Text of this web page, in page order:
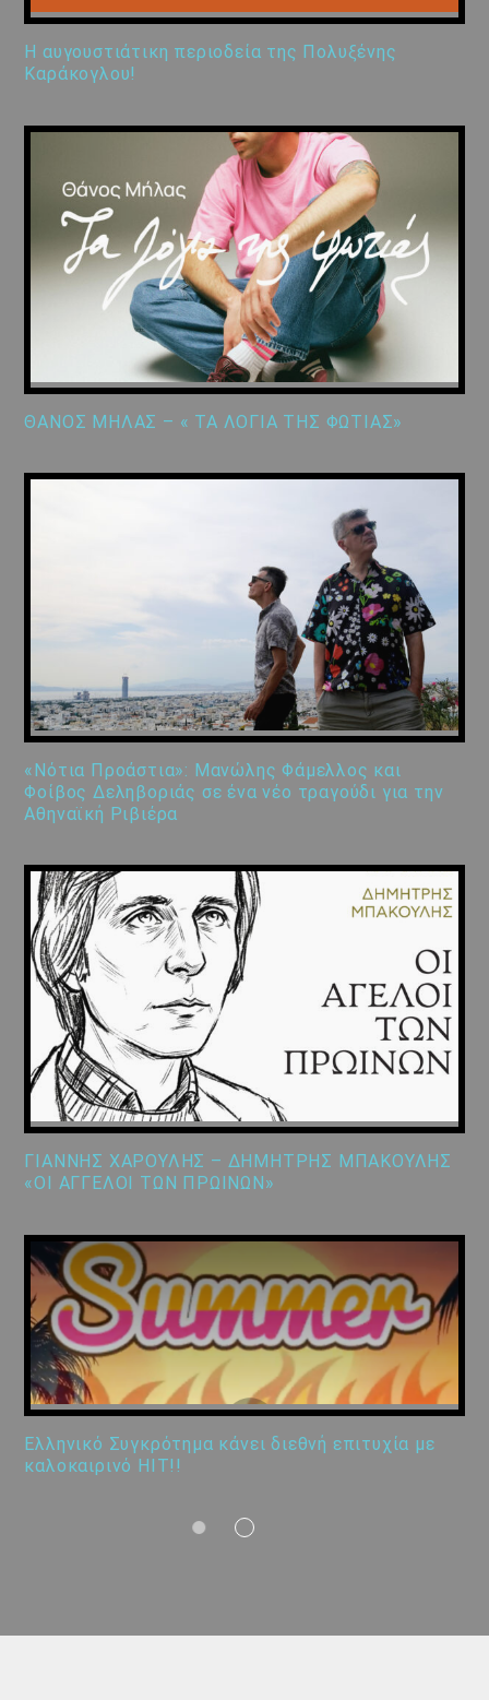
Η αυγουστιάτικη περιοδεία της Πολυξένης
Καράκογλου!
ΘΑΝΟΣ ΜΗΛΑΣ – « ΤΑ ΛΟΓΙΑ ΤΗΣ ΦΩΤΙΑΣ»
«Νότια Προάστια»: Μανώλης Φάμελλος και
Φοίβος Δεληβοριάς σε ένα νέο τραγούδι για την
Αθηναϊκή Ριβιέρα
ΓΙΑΝΝΗΣ ΧΑΡΟΥΛΗΣ – ΔΗΜΗΤΡΗΣ ΜΠΑΚΟΥΛΗΣ
«ΟΙ ΑΓΓΕΛΟΙ ΤΩΝ ΠΡΩΙΝΩΝ»
Ελληνικό Συγκρότημα κάνει διεθνή επιτυχία με
καλοκαιρινό HIT!!